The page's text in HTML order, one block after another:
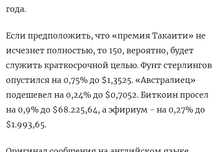
года.
Если предположить, что «премия Такаити» ​не
исчезнет полностью, то ⁠150, вероятно, будет
служить краткосрочной целью. Фунт стерлингов
опустился на 0,75% до $1,3525. «‌Австралиец»
подешевел на 0,24% до $0,7052. Биткоин просел
‌на 0,9% до $68.225,64, а эфириум - на 0,27% ​до
$1.993,65.